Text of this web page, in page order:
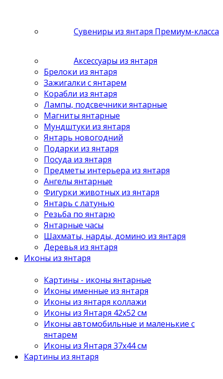
Сувениры из янтаря Премиум-класса
Аксессуары из янтаря
Брелоки из янтаря
Зажигалки с янтарем
Корабли из янтаря
Лампы, подсвечники янтарные
Магниты янтарные
Мундштуки из янтаря
Янтарь новогодний
Подарки из янтаря
Посуда из янтаря
Предметы интерьера из янтаря
Ангелы янтарные
Фигурки животных из янтаря
Янтарь с латунью
Резьба по янтарю
Янтарные часы
Шахматы, нарды, домино из янтаря
Деревья из янтаря
Иконы из янтаря
Картины - иконы янтарные
Иконы именные из янтаря
Иконы из янтаря коллажи
Иконы из Янтаря 42х52 см
Иконы автомобильные и маленькие с
янтарем
Иконы из Янтаря 37х44 см
Картины из янтаря